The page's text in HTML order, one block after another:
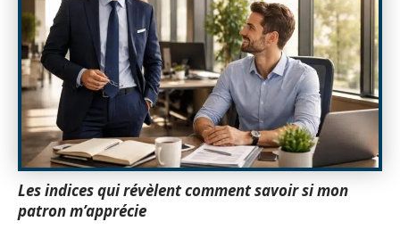
Les indices qui révèlent comment savoir si mon
patron m’apprécie